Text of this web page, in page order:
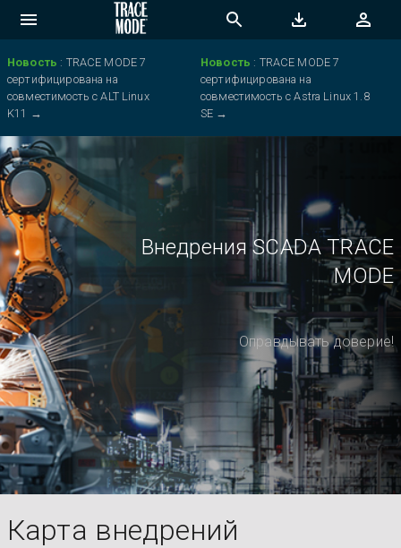
Новость : TRACE MODE 7
сертифицирована на
совместимость с ALT Linux
K11 →
Новость : TRACE MODE 7
сертифицирована на
совместимость с Astra Linux 1.8
SE →
Внедрения SCADA TRACE
MODE
Оправдывать доверие!
Карта внедрений